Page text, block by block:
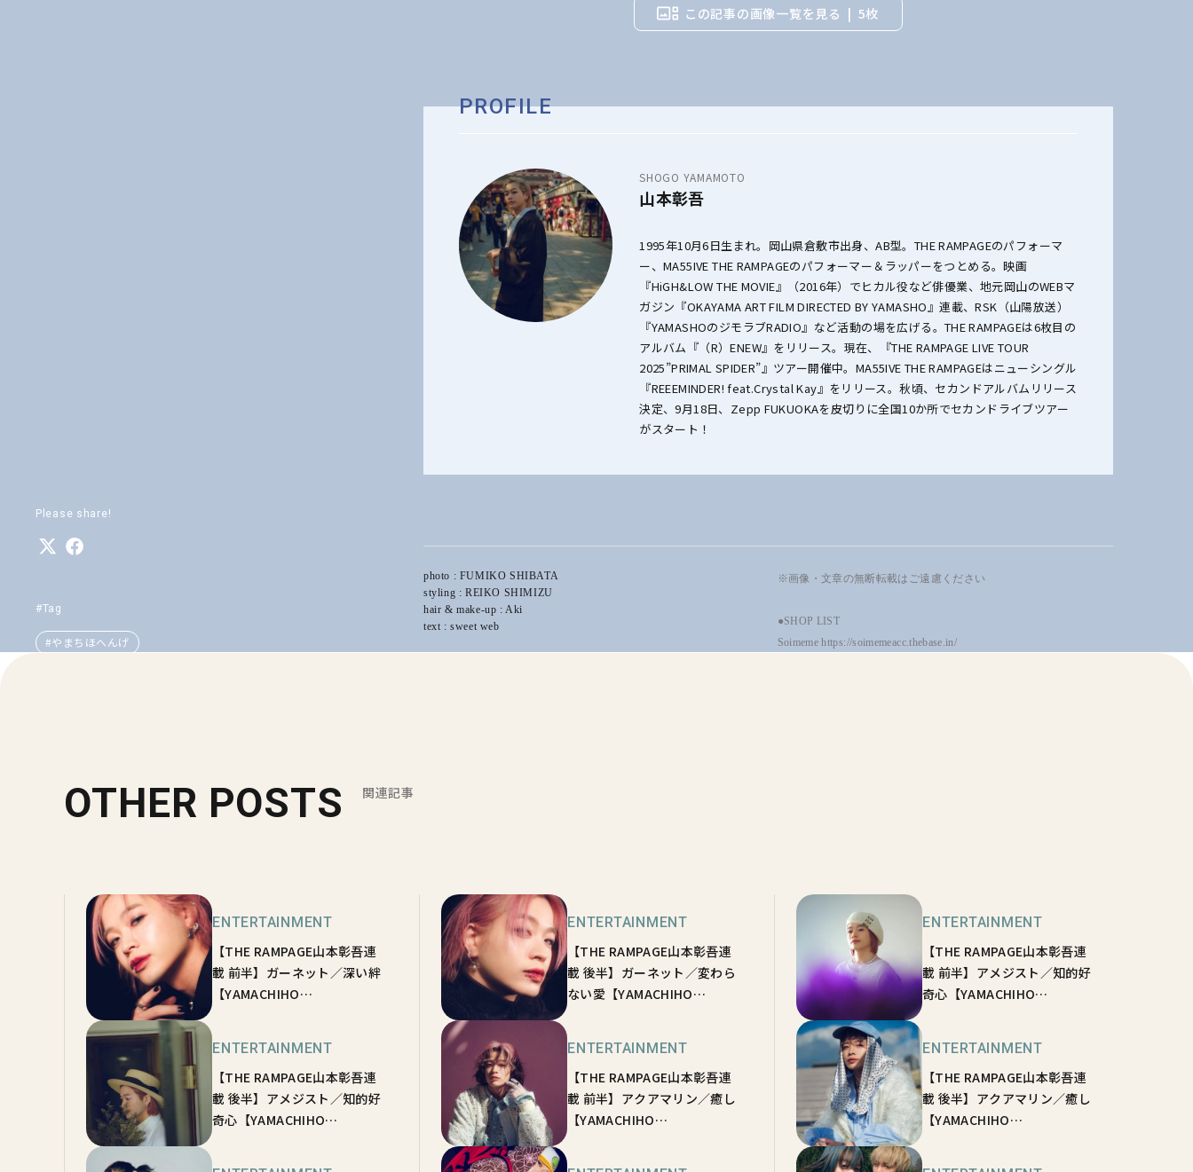
Please share!
#Tag
#やまちほへんげ
この記事の画像一覧を見る 5枚
PROFILE
SHOGO YAMAMOTO
山本彰吾
1995年10月6日生まれ。岡山県倉敷市出身、AB型。THE RAMPAGEのパフォーマ
ー、MA55IVE THE RAMPAGEのパフォーマー＆ラッパーをつとめる。映画
『HiGH&LOW THE MOVIE』（2016年）でヒカル役など俳優業、地元岡山のWEBマ
ガジン『OKAYAMA ART FILM DIRECTED BY YAMASHO』連載、RSK（山陽放送）
『YAMASHOのジモラブRADIO』など活動の場を広げる。THE RAMPAGEは6枚目の
アルバム『（R）ENEW』をリリース。現在、『THE RAMPAGE LIVE TOUR
2025”PRIMAL SPIDER”』ツアー開催中。MA55IVE THE RAMPAGEはニューシングル
『REEEMINDER! feat.Crystal Kay』をリリース。秋頃、セカンドアルバムリリース
決定、9月18日、Zepp FUKUOKAを皮切りに全国10か所でセカンドライブツアー
がスタート！
photo : FUMIKO SHIBATA
styling : REIKO SHIMIZU
hair & make-up : Aki
text : sweet web
※画像・文章の無断転載はご遠慮ください
●SHOP LIST
Soimeme https://soimemeacc.thebase.in/
OTHER POSTS 関連記事
ENTERTAINMENT
【THE RAMPAGE山本彰吾連
載 前半】ガーネット／深い絆
【YAMACHIHO
ENTERTAINMENT
【THE RAMPAGE山本彰吾連
載 後半】ガーネット／変わら
ない愛【YAMACHIHO
ENTERTAINMENT
【THE RAMPAGE山本彰吾連
載 前半】アメジスト／知的好
奇心【YAMACHIHO
ENTERTAINMENT
【THE RAMPAGE山本彰吾連
載 後半】アメジスト／知的好
奇心【YAMACHIHO
ENTERTAINMENT
【THE RAMPAGE山本彰吾連
載 前半】アクアマリン／癒し
【YAMACHIHO
ENTERTAINMENT
【THE RAMPAGE山本彰吾連
載 後半】アクアマリン／癒し
【YAMACHIHO